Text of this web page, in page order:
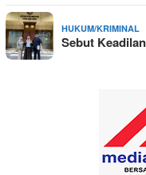
HUKUM/KRIMINAL
Sebut